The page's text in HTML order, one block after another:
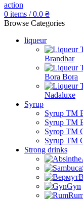
action
0 items / 0.0 ₴
Browse Categories
liqueur
Brandbar
Bora Bora
Nadaluxe
Syrup
Syrup TM
Syrup TM
Syrop TM
Syrup TM
Strong drinks
Gyn